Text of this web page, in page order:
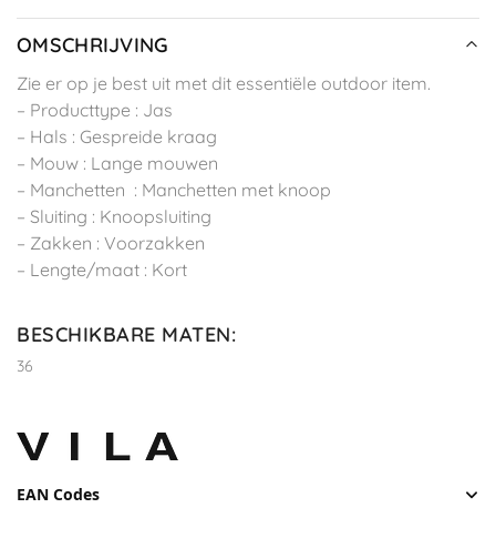
OMSCHRIJVING
Zie er op je best uit met dit essentiële outdoor item.
– Producttype : Jas
– Hals : Gespreide kraag
– Mouw : Lange mouwen
– Manchetten : Manchetten met knoop
– Sluiting : Knoopsluiting
– Zakken : Voorzakken
– Lengte/maat : Kort
BESCHIKBARE MATEN:
36
EAN Codes